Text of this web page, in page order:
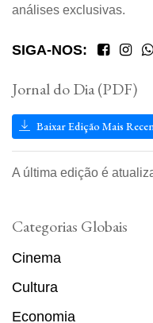
análises exclusivas.
SIGA-NOS:
Jornal do Dia (PDF)
Baixar Edição Mais
A última edição é
Categorias Globais
Cinema
Cultura
Economia